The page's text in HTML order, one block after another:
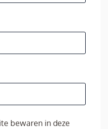
bewaren in deze